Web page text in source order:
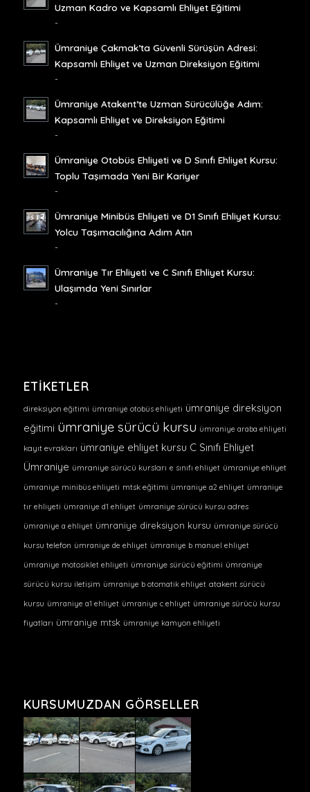
Uzman Kadro ve Kapsamlı Ehliyet Eğitimi
-
Ümraniye Çakmak’ta Güvenli Sürüşün Adresi:
Kapsamlı Ehliyet ve Uzman Direksiyon Eğitimi
-
Ümraniye Atakent’te Uzman Sürücülüğe Adım:
Kapsamlı Ehliyet ve Direksiyon Eğitimi
-
Ümraniye Otobüs Ehliyeti ve D Sınıfı Ehliyet Kursu:
Toplu Taşımada Yeni Bir Kariyer
-
Ümraniye Minibüs Ehliyeti ve D1 Sınıfı Ehliyet Kursu:
Yolcu Taşımacılığına Adım Atın
-
Ümraniye Tır Ehliyeti ve C Sınıfı Ehliyet Kursu:
Ulaşımda Yeni Sınırlar
-
ETIKETLER
direksiyon eğitimi ümraniye otobüs ehliyeti ümraniye direksiyon
eğitimi ümraniye sürücü kursu ümraniye araba ehliyeti
kayıt evrakları ümraniye ehliyet kursu C Sınıfı Ehliyet
Ümraniye ümraniye sürücü kursları e sınıfı ehliyet ümraniye ehliyet
ümraniye minibüs ehliyeti mtsk eğitimi ümraniye a2 ehliyet ümraniye
tır ehliyeti ümraniye d1 ehliyet ümraniye sürücü kursu adres
ümraniye a ehliyet ümraniye direksiyon kursu ümraniye sürücü
kursu telefon ümraniye de ehliyet ümraniye b manuel ehliyet
ümraniye motosiklet ehliyeti ümraniye sürücü eğitimi ümraniye
sürücü kursu iletişim ümraniye b otomatik ehliyet atakent sürücü
kursu ümraniye a1 ehliyet ümraniye c ehliyet ümraniye sürücü kursu
fiyatları ümraniye mtsk ümraniye kamyon ehliyeti
KURSUMUZDAN GÖRSELLER